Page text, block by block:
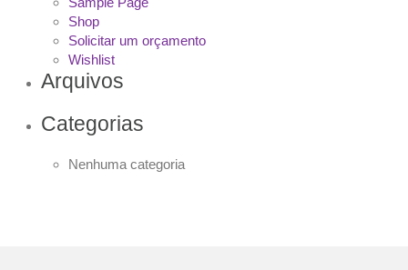
Shop
Solicitar um orçamento
Wishlist
Arquivos
Categorias
Nenhuma categoria